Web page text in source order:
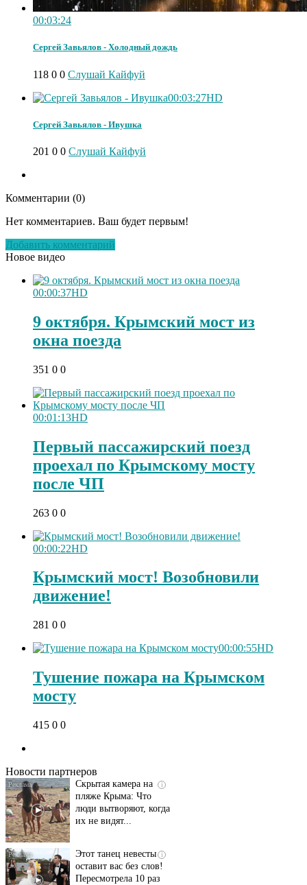
00:03:24
Сергей Завьялов - Холодный дождь
118 0 0 Слушай Кайфуй
00:03:27HD
Сергей Завьялов - Ивушка
201 0 0 Слушай Кайфуй
Комментарии (0)
Нет комментариев. Ваш будет первым!
Добавить комментарий
Новое видео
00:00:37HD
9 октября. Крымский мост из
окна поезда
351 0 0
00:01:13HD
Первый пассажирский поезд
проехал по Крымскому мосту
после ЧП
263 0 0
00:00:22HD
Крымский мост! Возобновили
движение!
281 0 0
00:00:55HD
Тушение пожара на Крымском
мосту
415 0 0
Новости партнеров
i
Скрытая камера на
пляже Крыма: Что
люди вытворяют, когда
их не видят...
i
Этот танец невесты
оставит вас без слов!
Пересмотрела 10 раз